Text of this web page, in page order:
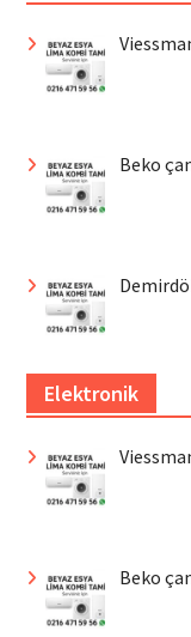
Beko
Elektronik
Beko